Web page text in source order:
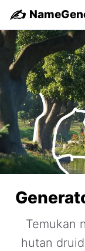
✍️
Temukan
hutan